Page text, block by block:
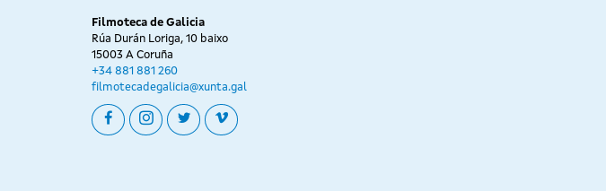
Filmoteca de Galicia
Rúa Durán Loriga, 10 baixo
15003 A Coruña
+34 881 881 260
filmotecadegalicia@xunta.gal
facebookinstagram
twittervimeo